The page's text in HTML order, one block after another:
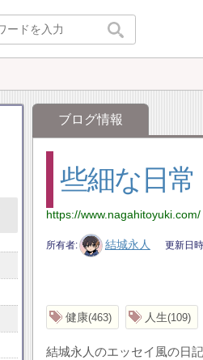
ブログ情報
些細な日常
https://www.nagahitoyuki.com/
所有者 結城永人 更新日時
健康 463 人生 109
結城永人のエッセイ風の日